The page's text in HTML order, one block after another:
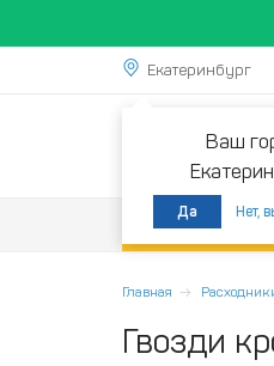
Екатеринбург
Ваш
Да Нет,
Акции
Главная
Гвозди